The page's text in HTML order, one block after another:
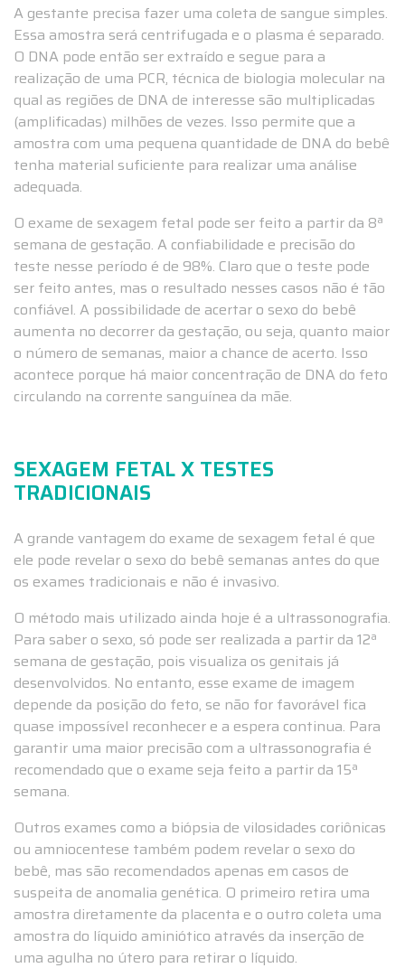
A gestante precisa fazer uma coleta de sangue simples.
Essa amostra será centrifugada e o plasma é separado.
O DNA pode então ser extraído e segue para a
realização de uma PCR, técnica de biologia molecular na
qual as regiões de DNA de interesse são multiplicadas
(amplificadas) milhões de vezes. Isso permite que a
amostra com uma pequena quantidade de DNA do bebê
tenha material suficiente para realizar uma análise
adequada.
O exame de sexagem fetal pode ser feito a partir da 8ª
semana de gestação. A confiabilidade e precisão do
teste nesse período é de 98%. Claro que o teste pode
ser feito antes, mas o resultado nesses casos não é tão
confiável. A possibilidade de acertar o sexo do bebê
aumenta no decorrer da gestação, ou seja, quanto maior
o número de semanas, maior a chance de acerto. Isso
acontece porque há maior concentração de DNA do feto
circulando na corrente sanguínea da mãe.
SEXAGEM FETAL X TESTES
TRADICIONAIS
A grande vantagem do exame de sexagem fetal é que
ele pode revelar o sexo do bebê semanas antes do que
os exames tradicionais e não é invasivo.
O método mais utilizado ainda hoje é a ultrassonografia.
Para saber o sexo, só pode ser realizada a partir da 12ª
semana de gestação, pois visualiza os genitais já
desenvolvidos. No entanto, esse exame de imagem
depende da posição do feto, se não for favorável fica
quase impossível reconhecer e a espera continua. Para
garantir uma maior precisão com a ultrassonografia é
recomendado que o exame seja feito a partir da 15ª
semana.
Outros exames como a biópsia de vilosidades coriônicas
ou amniocentese também podem revelar o sexo do
bebê, mas são recomendados apenas em casos de
suspeita de anomalia genética. O primeiro retira uma
amostra diretamente da placenta e o outro coleta uma
amostra do líquido aminiótico através da inserção de
uma agulha no útero para retirar o líquido.